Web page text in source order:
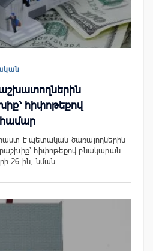
հիփոթեքով
համար
է պետական ծառայողներին
հիփոթեքով բնակարան
26-ին, նման…